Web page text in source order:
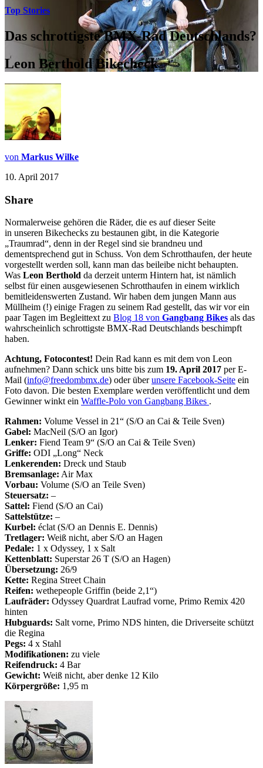
Top Stories
Das schrottigste BMX-Rad Deutschlands?
Leon Berthold Bikecheck
von Markus Wilke
10. April 2017
Share
Normalerweise gehören die Räder, die es auf dieser Seite
in unseren Bikechecks zu bestaunen gibt, in die Kategorie
„Traumrad“, denn in der Regel sind sie brandneu und
dementsprechend gut in Schuss. Von dem Schrotthaufen, der heute
vorgestellt werden soll, kann man das beileibe nicht behaupten.
Was Leon Berthold da derzeit unterm Hintern hat, ist nämlich
selbst für einen ausgewiesenen Schrotthaufen in einem wirklich
bemitleidenswerten Zustand. Wir haben dem jungen Mann aus
Müllheim (!) einige Fragen zu seinem Rad gestellt, das wir vor ein
paar Tagen im Begleittext zu Blog 18 von Gangbang Bikes als das
wahrscheinlich schrottigste BMX-Rad Deutschlands beschimpft
haben.
Achtung, Fotocontest! Dein Rad kann es mit dem von Leon
aufnehmen? Dann schick uns bitte bis zum 19. April 2017 per E-
Mail (info@freedombmx.de) oder überunsere Facebook-Seite ein
Foto davon. Die besten Exemplare werden veröffentlicht und dem
Gewinner winkt ein Waffle-Polo von Gangbang Bikes .
Rahmen: Volume Vessel in 21“ (S/O an Cai & Teile Sven)
Gabel: MacNeil (S/O an Igor)
Lenker: Fiend Team 9“ (S/O an Cai & Teile Sven)
Griffe: ODI „Long“ Neck
Lenkerenden: Dreck und Staub
Bremsanlage: Air Max
Vorbau: Volume (S/O an Teile Sven)
Steuersatz: –
Sattel: Fiend (S/O an Cai)
Sattelstütze: –
Kurbel: éclat (S/O an Dennis E. Dennis)
Tretlager: Weiß nicht, aber S/O an Hagen
Pedale: 1 x Odyssey, 1 x Salt
Kettenblatt: Superstar 26 T (S/O an Hagen)
Übersetzung: 26/9
Kette: Regina Street Chain
Reifen: wethepeople Griffin (beide 2,1“)
Laufräder: Odyssey Quardrat Laufrad vorne, Primo Remix 420
hinten
Hubguards: Salt vorne, Primo NDS hinten, die Driverseite schützt
die Regina
Pegs: 4 x Stahl
Modifikationen: zu viele
Reifendruck: 4 Bar
Gewicht: Weiß nicht, aber denke 12 Kilo
Körpergröße: 1,95 m